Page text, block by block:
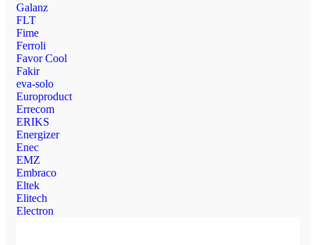
Galanz
FLT
Fime
Ferroli
Favor Cool
Fakir
eva-solo
Europroduct
Errecom
ERIKS
Energizer
Enec
EMZ
Embraco
Eltek
Elitech
Electron